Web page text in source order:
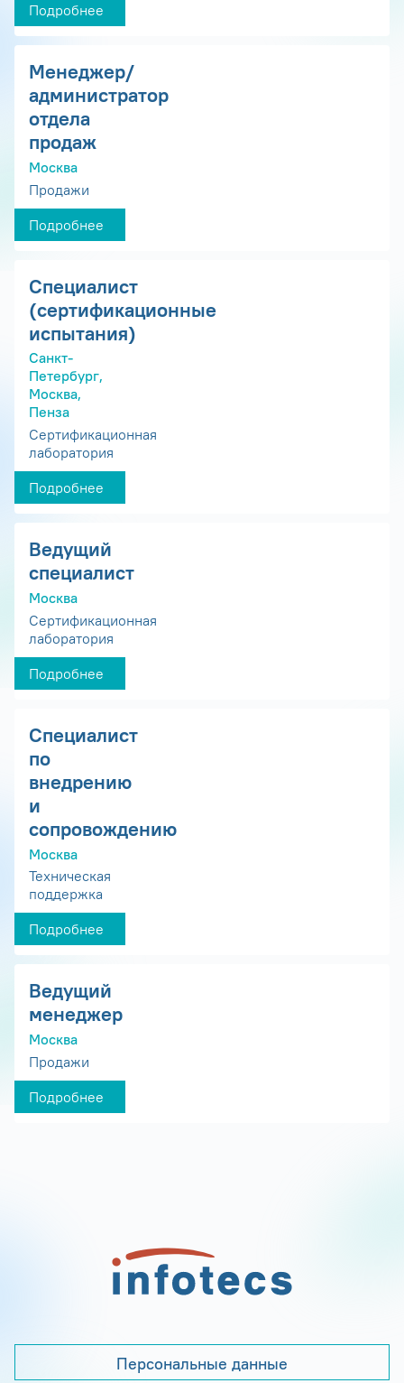
Подробнее
Менеджер/
администратор
отдела
продаж
Москва
Продажи
Подробнее
Специалист
(сертификационные
испытания)
Санкт-
Петербург,
Москва,
Пенза
Сертификационная
лаборатория
Подробнее
Ведущий
специалист
Москва
Сертификационная
лаборатория
Подробнее
Специалист
по
внедрению
и
сопровождению
Москва
Техническая
поддержка
Подробнее
Ведущий
менеджер
Москва
Продажи
Подробнее
Персональные данные